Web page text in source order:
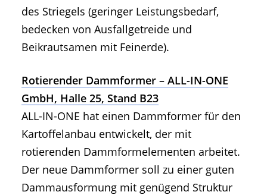
des Striegels (geringer Leistungsbedarf,
bedecken von Ausfallgetreide und
Beikrautsamen mit Feinerde).
Rotierender Dammformer – ALL-IN-ONE
GmbH, Halle 25, Stand B23
ALL-IN-ONE hat einen Dammformer für den
Kartoffelanbau entwickelt, der mit
rotierenden Dammformelementen arbeitet.
Der neue Dammformer soll zu einer guten
Dammausformung mit genügend Struktur